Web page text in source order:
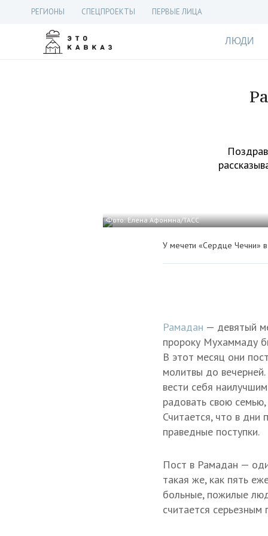
РЕГИОНЫ СПЕЦПРОЕКТЫ ПЕРВЫЕ ЛИЦА
ЛЮДИ
Фото: Елена Афонмна/ТАСС
У мечети «Сердце Чечни»
Рамадан — девятый
пророку Мухаммаду
В этот месяц они
молитвы до
вести себя
радовать свою семью,
Считается, что в дни
праведные поступки.
Пост в Рамадан —
такая же, как пять
больные, пожилые
считается серьезным